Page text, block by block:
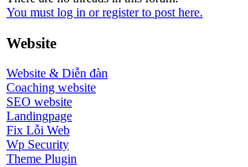
You must log in or register to post here.
Website
Website & Diễn đàn
Coaching website
SEO website
Landingpage
Fix Lỗi Web
Wp Security
Theme Plugin